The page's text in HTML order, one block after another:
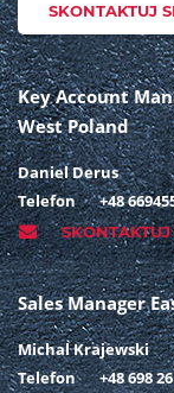
SKONTAKTUJ
Key Account
West Poland
Daniel Derus
Telefon
+48
Sales Manager
Michal Krajewski
Telefon
+48 698